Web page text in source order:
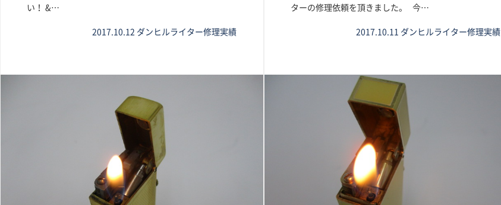
い！ &…
2017.10.12 ダンヒルライター修理実績
ターの修理依頼を頂きました。 今…
2017.10.11 ダンヒルライター修理実績